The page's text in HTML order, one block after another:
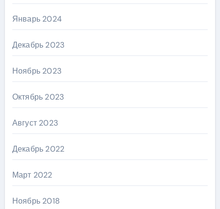
Январь 2024
Декабрь 2023
Ноябрь 2023
Октябрь 2023
Август 2023
Декабрь 2022
Март 2022
Ноябрь 2018